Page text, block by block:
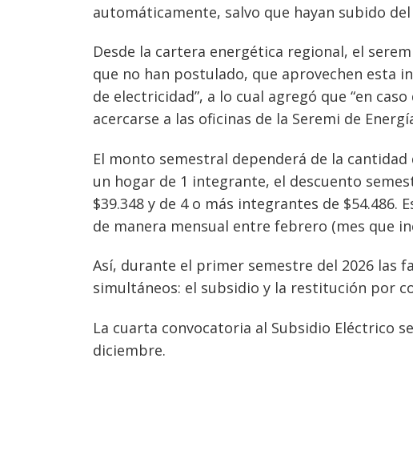
automáticamente, salvo que hayan subido del
Desde la cartera energética regional, el
que no han postulado, que aprovechen esta
de electricidad”, a lo cual agregó que “en
acercarse a las oficinas de la Seremi de
El monto semestral dependerá de la
un hogar de 1 integrante, el descuento
$39.348 y de 4 o más integrantes de
de manera mensual entre febrero (mes que
Así, durante el primer semestre del 2026 las
simultáneos: el subsidio y la restitución por
La cuarta convocatoria al Subsidio Eléctrico
diciembre.